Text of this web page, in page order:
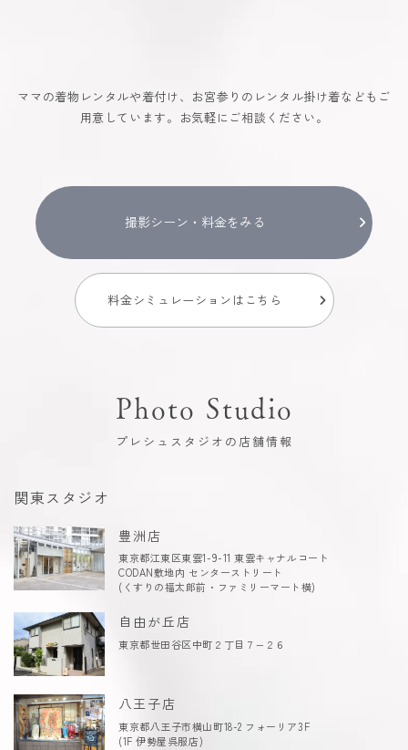
ママの着物レンタルや着付け、お宮参りのレンタル掛け着などもご
用意しています。お気軽にご相談ください。
撮影シーン・料金をみる
料金シミュレーションはこちら
Photo Studio
プレシュスタジオの店舗情報
関東スタジオ
豊洲店
東京都江東区東雲1-9-11 東雲キャナルコート
CODAN敷地内 センターストリート
(くすりの福太郎前・ファミリーマート横)
自由が丘店
東京都世田谷区中町２丁目７−２６
八王子店
東京都八王子市横山町18-2 フォーリア3F
(1F 伊勢屋呉服店)